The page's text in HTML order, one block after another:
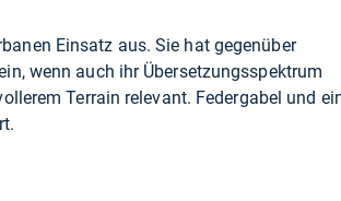
Einsatz aus. Sie hat gegenüber
wenn auch ihr Übersetzungsspektrum
Terrain relevant. Federgabel und